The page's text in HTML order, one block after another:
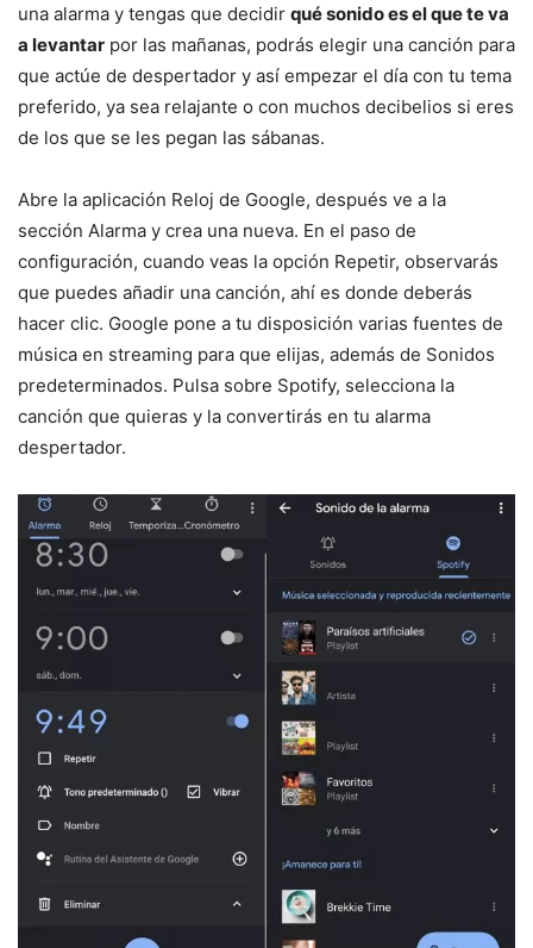
una alarma y tengas que decidir qué sonido es el que te va
a levantar por las mañanas, podrás elegir una canción para
que actúe de despertador y así empezar el día con tu tema
preferido, ya sea relajante o con muchos decibelios si eres
de los que se les pegan las sábanas.
Abre la aplicación Reloj de Google, después ve a la
sección Alarma y crea una nueva. En el paso de
configuración, cuando veas la opción Repetir, observarás
que puedes añadir una canción, ahí es donde deberás
hacer clic. Google pone a tu disposición varias fuentes de
música en streaming para que elijas, además de Sonidos
predeterminados. Pulsa sobre Spotify, selecciona la
canción que quieras y la convertirás en tu alarma
despertador.